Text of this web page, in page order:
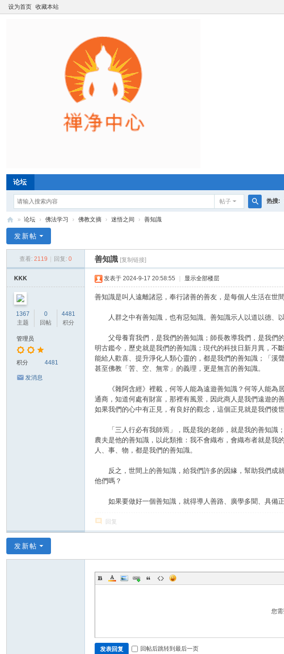
设为首页 收藏本站
论坛
帖子 热搜:
净
心
» 论坛 › 佛法学习 › 佛教文摘 › 迷悟之间 › 善知識
发新帖
查看: 2119 回复: 0 善知識 [复制链接]
KKK
1367
主题
0
回帖
4481
积分
管理员
积分 4481
发消息
发表于 2024-9-17 20:58:55 显示全部楼层
善知識是叫人遠離諸惡，奉行諸善的善友，是每個人生活在世
人群之中有善知識，也有惡知識。善知識示人以道以德、以
父母養育我們，是我們的善知識；師長教導我們，是我們
明古鑑今，歷史就是我們的善知識；現代的科技日新月異，不
能給人歡喜、提升淨化人類心靈的，都是我們的善知識；「溪
甚至佛教「苦、空、無常」的義理，更是無言的善知識。
《雜阿含經》裡載，何等人能為遠遊善知識？何等人能為
通商，知道何處有財富，那裡有風景，因此商人是我們遠遊的
如果我們的心中有正見，有良好的觀念，這個正見就是我們後
「三人行必有我師焉」，既是我的老師，就是我的善知識
農夫是他的善知識，以此類推：我不會織布，會織布者就是我
人、事、物，都是我們的善知識。
反之，世間上的善知識，給我們許多的因緣，幫助我們成
他們嗎？
如果要做好一個善知識，就得導人善路、廣學多聞、具備正
回复
发新帖
您
发表回复 回帖后跳转到最后一页